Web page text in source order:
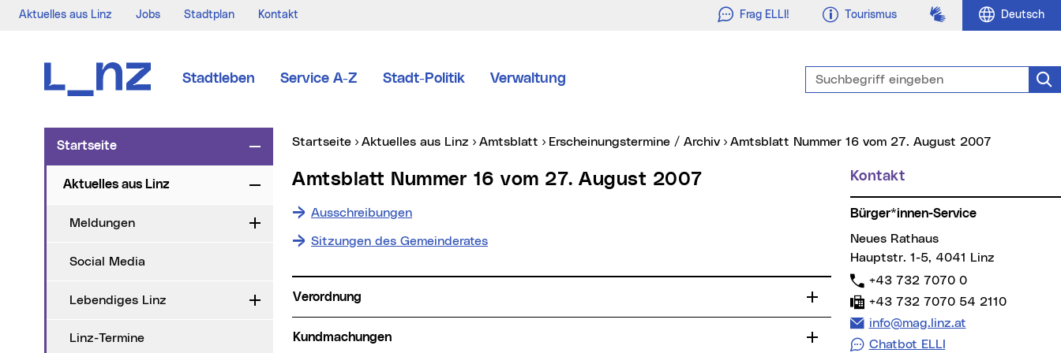
Aktuelles aus Linz Jobs Stadtplan Kontakt Frag ELLI! Tourismus Gebärdensprache
Deutsch
Stadtleben Service A-Z Stadt-Politik Verwaltung Suchbegriff eingeben
Startseite Zuklappen
Aktuelles aus Linz Zuklappen
Meldungen Aufklappen
Social Media
Lebendiges Linz Aufklappen
Linz-Termine
Sie sind hier:
Startseite Aktuelles aus Linz Amtsblatt Erscheinungstermine / Archiv Amtsblatt Nummer 16 vom 27. August 2007
Amtsblatt Nummer 16 vom 27. August 2007
Ausschreibungen
Sitzungen des Gemeinderates
Verordnung
Kundmachungen
Weitere Informationen
Kontakt
Bürger*innen-Service
Neues Rathaus
Hauptstr. 1-5, 4041 Linz
Telefon:
+43 732 7070 0
Fax:
+43 732 7070 54 2110
E-Mail Adresse:
info@mag.linz.at
Chatbot ELLI